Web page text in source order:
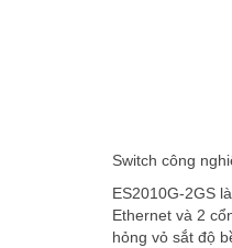
Switch công
ES2010G-2GS
Ethernet và 2
hỏng vỏ sắt độ